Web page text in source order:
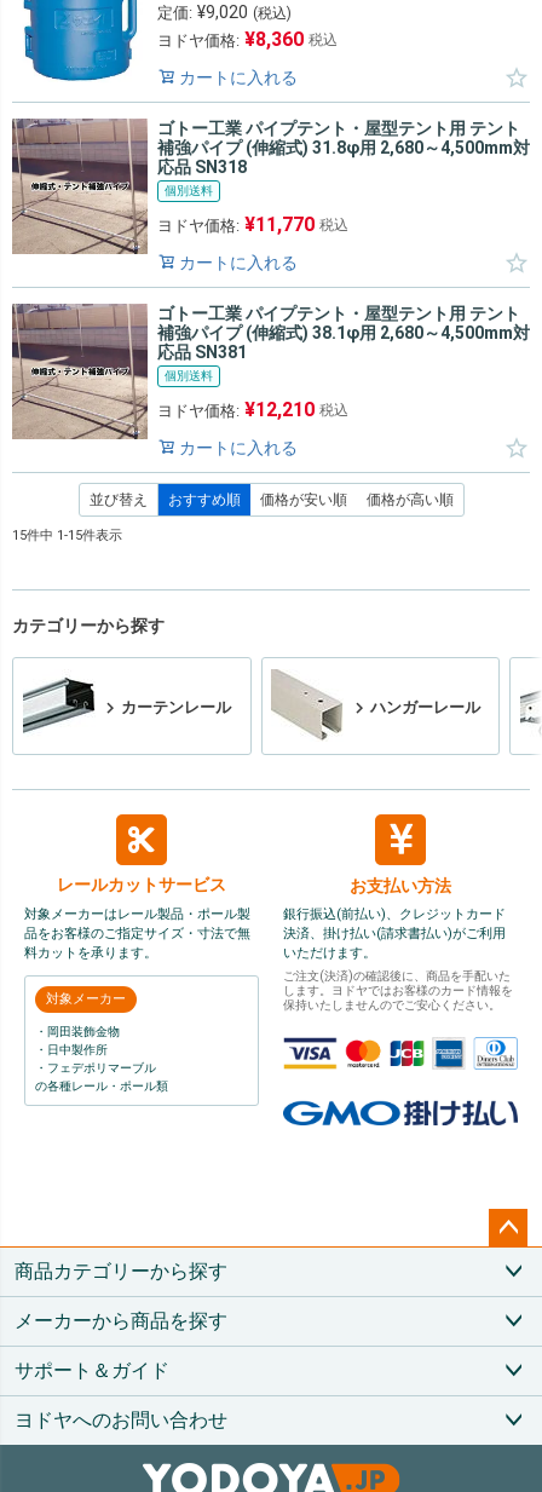
定価: ¥9,020 (税込)
ヨドヤ価格: ¥8,360 税込
カートに入れる
ゴトー工業 パイプテント・屋型テント用 テント
補強パイプ (伸縮式) 31.8φ用 2,680～4,500mm対
応品 SN318
個別送料
ヨドヤ価格: ¥11,770 税込
カートに入れる
ゴトー工業 パイプテント・屋型テント用 テント
補強パイプ (伸縮式) 38.1φ用 2,680～4,500mm対
応品 SN381
個別送料
ヨドヤ価格: ¥12,210 税込
カートに入れる
並び替え おすすめ順 価格が安い順 価格が高い順
15件中 1-15件表示
カテゴリーから探す
カーテンレール ハンガーレール
レールカットサービス
対象メーカーはレール製品・ポール製
品をお客様のご指定サイズ・寸法で無
料カットを承ります。
対象メーカー
・岡田装飾金物
・日中製作所
・フェデポリマーブル
の各種レール・ポール類
お支払い方法
銀行振込(前払い)、クレジットカード
決済、掛け払い(請求書払い)がご利用
いただけます。
ご注文(決済)の確認後に、商品を手配いた
します。ヨドヤではお客様のカード情報を
保持いたしませんのでご安心ください。
ペー
ップ
商品カテゴリーから探す
メーカーから商品を探す
サポート＆ガイド
ヨドヤへのお問い合わせ